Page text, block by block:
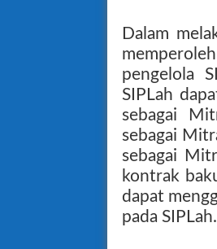
Dalam
pengelola
SIPLah
sebagai
sebagai
sebagai
kontrak
dapat
pada SIPLah.